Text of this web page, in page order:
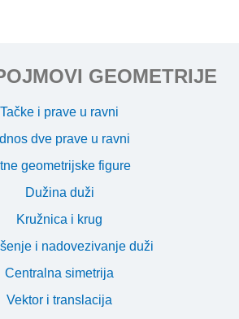
GEOMETRIJE
Tačke i prave u ravni
dve prave u ravni
geometrijske figure
Dužina duži
Kružnica i krug
i nadovezivanje duži
Centralna simetrija
Vektor i translacija